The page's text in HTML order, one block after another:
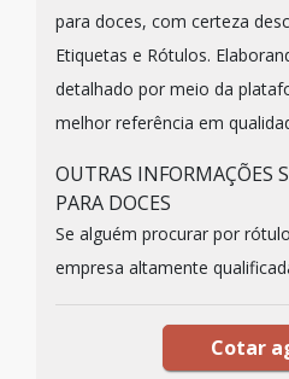
para doces, com certeza
Etiquetas e Rótulos.
detalhado por meio da
melhor referência em
OUTRAS INFORMAÇÕES
PARA DOCES
Se alguém procurar por
empresa altamente
Cotar